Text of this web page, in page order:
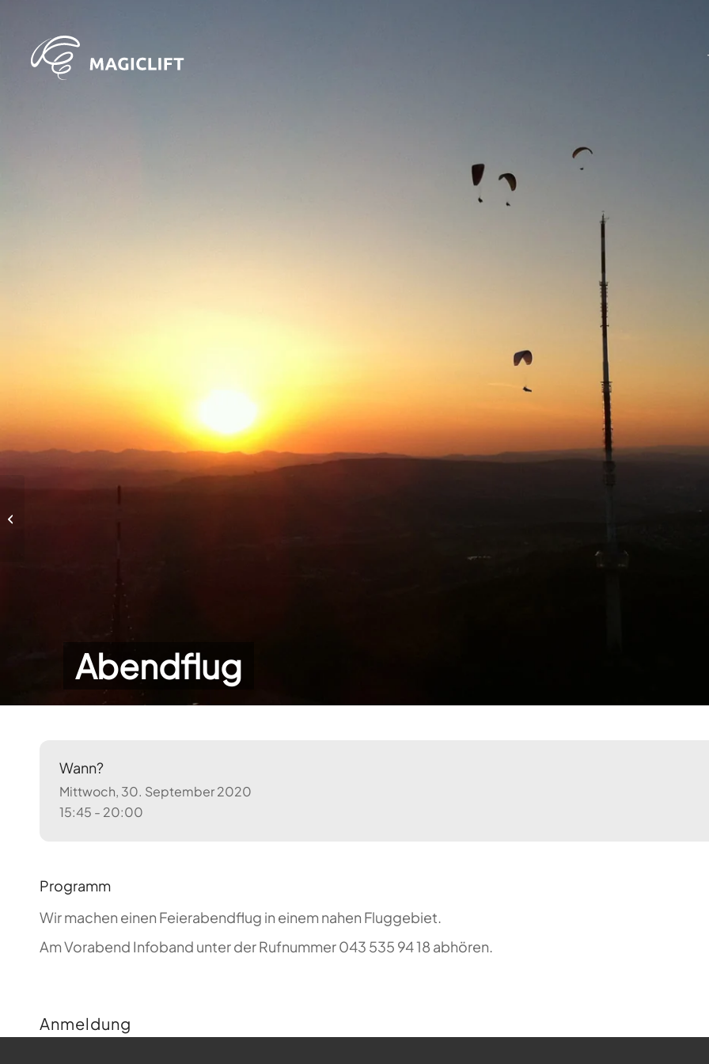
Abendflug
Wann?
Mittwoch, 30. September 2020
15:45 - 20:00
Programm
Wir machen einen Feierabendflug in einem nahen Fluggebiet.
Am Vorabend Infoband unter der Rufnummer 043 535 94 18 abhören.
Anmeldung